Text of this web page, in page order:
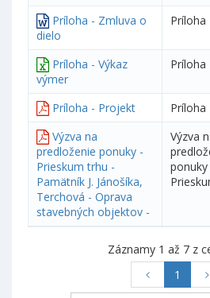
Príloha - Zmluva o
dielo
Príloha
Príloha - Výkaz
výmer
Príloha
Príloha - Projekt Príloha
Výzva na
predloženie ponuky -
Prieskum trhu -
Pamätník J. Jánošíka,
Terchová - Oprava
stavebných objektov -
Výzva
ponuky
Záznamy 1 až 7 z
1